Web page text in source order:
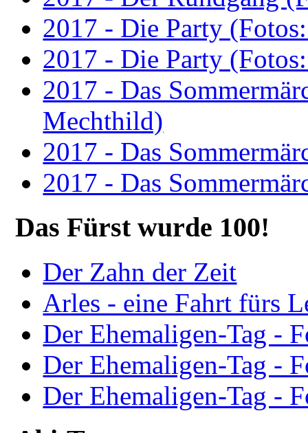
2017 - Die Party
2017 - Die Party
2017 - Das
Mechthild)
2017 - Das
2017 - Das
Das Fürst wurde 100!
Der Zahn der Zeit
Arles - eine Fahrt fürs
Der Ehemaligen-Tag -
Der Ehemaligen-Tag -
Der Ehemaligen-Tag -